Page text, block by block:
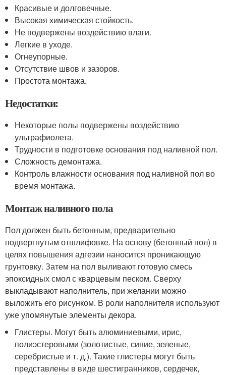
Красивые и долговечные.
Высокая химическая стойкость.
Не подвержены воздействию влаги.
Легкие в уходе.
Огнеупорные.
Отсутствие швов и зазоров.
Простота монтажа.
Недостатки:
Некоторые полы подвержены воздействию
ультрафиолета.
Трудности в подготовке основания под наливной пол.
Сложность демонтажа.
Контроль влажности основания под наливной пол во
время монтажа.
Монтаж наливного пола
Пол должен быть бетонным, предварительно
подвергнутым отшлифовке. На основу (бетонный пол) в
целях повышения адгезии наносится проникающую
грунтовку. Затем на пол выливают готовую смесь
эпоксидных смол с кварцевым песком. Сверху
выкладывают наполнитель, при желании можно
выложить его рисунком. В роли наполнителя используют
уже упомянутые элементы декора.
Глистеры. Могут быть алюминиевыми, ирис,
полиэстеровыми (золотистые, синие, зеленые,
серебристые и т. д.). Такие глистеры могут быть
представлены в виде шестигранников, сердечек,